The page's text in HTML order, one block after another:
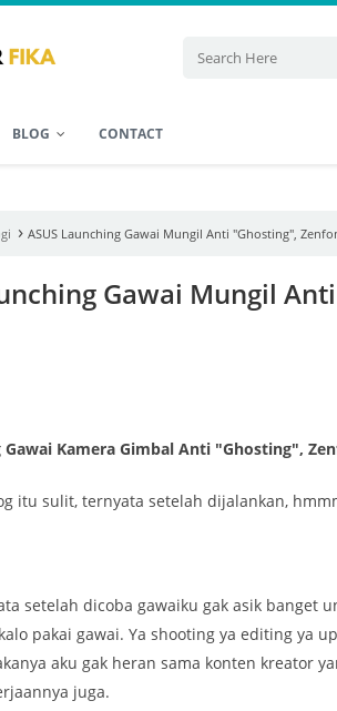
BLOG CONTACT
› ASUS Launching Gawai Mungil Anti "Ghosting",
Gawai Mungil
Gawai Kamera Gimbal Anti "Ghosting",
itu sulit, ternyata setelah dijalankan,
setelah dicoba gawaiku gak asik banget
pakai gawai. Ya shooting ya editing ya
aku gak heran sama konten kreator
juga.